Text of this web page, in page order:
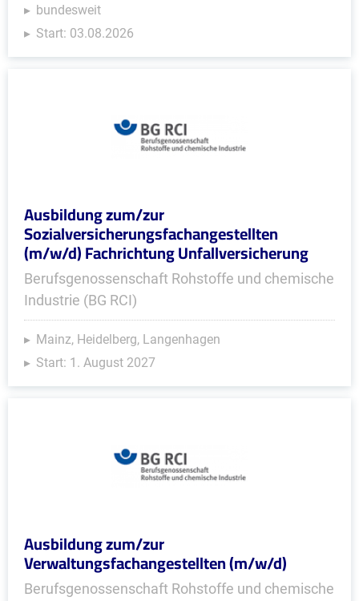
bundesweit
Start: 03.08.2026
Ausbildung zum/zur
Sozialversicherungsfachangestellten
(m/w/d) Fachrichtung Unfallversicherung
Berufsgenossenschaft Rohstoffe und chemische
Industrie (BG RCI)
Mainz, Heidelberg, Langenhagen
Start: 1. August 2027
Ausbildung zum/zur
Verwaltungsfachangestellten (m/w/d)
Berufsgenossenschaft Rohstoffe und chemische